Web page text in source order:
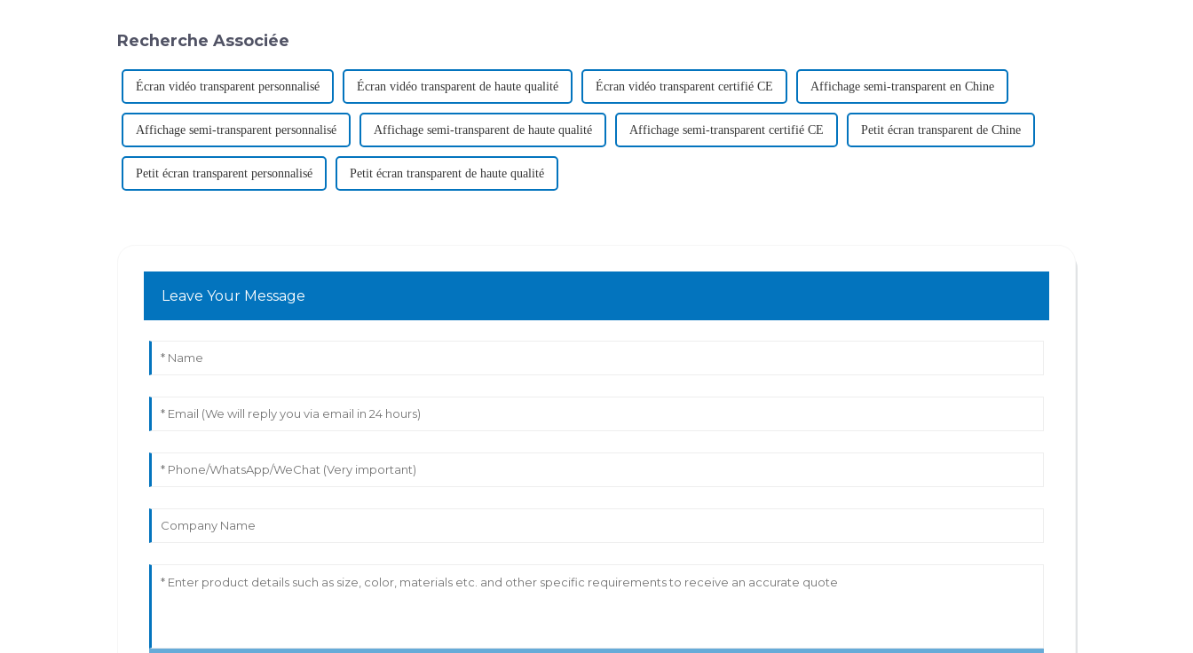
Recherche Associée
Écran vidéo transparent personnalisé Écran vidéo transparent de haute qualité Écran vidéo transparent certifié CE Affichage semi-transparent en Chine
Affichage semi-transparent personnalisé Affichage semi-transparent de haute qualité Affichage semi-transparent certifié CE Petit écran transparent de Chine
Petit écran transparent personnalisé Petit écran transparent de haute qualité
Leave Your Message